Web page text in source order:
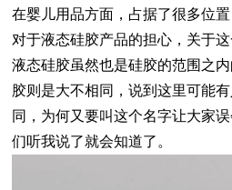
在婴儿用品方面，占据了很多位
对于液态硅胶产品的担心，关于
液态硅胶虽然也是硅胶的范围之
胶则是大不相同，说到这里可能
同，为何又要叫这个名字让大家
们听我说了就会知道了。